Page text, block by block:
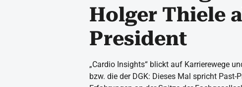
Holger Thiele
President
„Cardio Insights“ blickt auf Karrierewege
bzw. die der DGK: Dieses Mal spricht Past-